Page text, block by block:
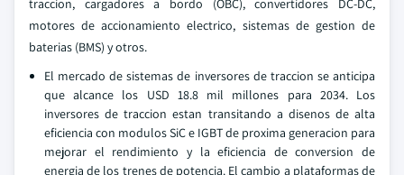
traccion, cargadores a bordo (OBC), convertidores DC-DC,
motores de accionamiento electrico, sistemas de gestion de
baterias (BMS) y otros.
El mercado de sistemas de inversores de traccion se anticipa
que alcance los USD 18.8 mil millones para 2034. Los
inversores de traccion estan transitando a disenos de alta
eficiencia con modulos SiC e IGBT de proxima generacion para
mejorar el rendimiento y la eficiencia de conversion de
energia de los trenes de potencia. El cambio a plataformas de